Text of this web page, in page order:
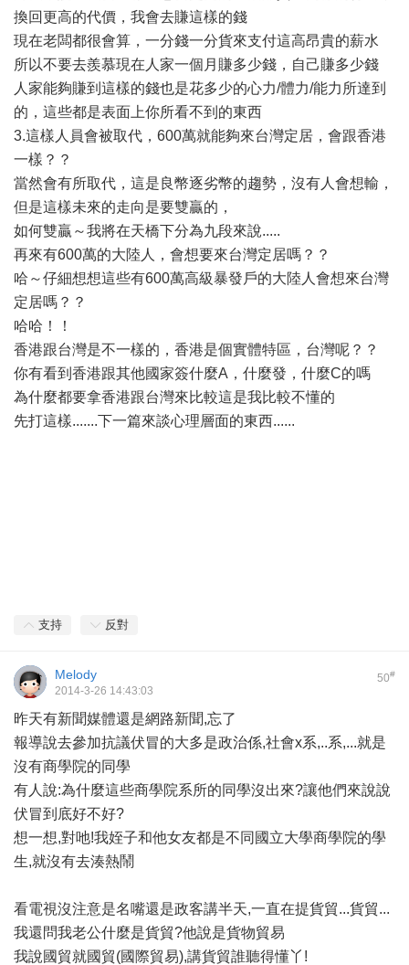
換回更高的代價，我會去賺這樣的錢
現在老闆都很會算，一分錢一分貨來支付這高昂貴的薪水
所以不要去羨慕現在人家一個月賺多少錢，自己賺多少錢
人家能夠賺到這樣的錢也是花多少的心力/體力/能力所達到
的，這些都是表面上你所看不到的東西
3.這樣人員會被取代，600萬就能夠來台灣定居，會跟香港
一樣？？
當然會有所取代，這是良幣逐劣幣的趨勢，沒有人會想輸，
但是這樣未來的走向是要雙贏的，
如何雙贏～我將在天橋下分為九段來說.....
再來有600萬的大陸人，會想要來台灣定居嗎？？
哈～仔細想想這些有600萬高級暴發戶的大陸人會想來台灣
定居嗎？？
哈哈！！
香港跟台灣是不一樣的，香港是個實體特區，台灣呢？？
你有看到香港跟其他國家簽什麼A，什麼發，什麼C的嗎
為什麼都要拿香港跟台灣來比較這是我比較不懂的
先打這樣.......下一篇來談心理層面的東西......
支持 反對
50#
Melody
2014-3-26 14:43:03
昨天有新聞媒體還是網路新聞,忘了
報導說去參加抗議伏冒的大多是政治係,社會x系,..系,...就是
沒有商學院的同學
有人說:為什麼這些商學院系所的同學沒出來?讓他們來說說
伏冒到底好不好?
想一想,對吔!我姪子和他女友都是不同國立大學商學院的學
生,就沒有去湊熱鬧
看電視沒注意是名嘴還是政客講半天,一直在提貨貿...貨貿...
我還問我老公什麼是貨貿?他說是貨物貿易
我說國貿就國貿(國際貿易),講貨貿誰聽得懂丫!